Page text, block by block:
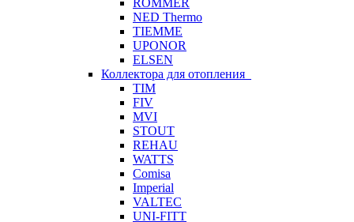
ROMMER
NED Thermo
TIEMME
UPONOR
ELSEN
Коллектора для отопления
TIM
FIV
MVI
STOUT
REHAU
WATTS
Comisa
Imperial
VALTEC
UNI-FITT